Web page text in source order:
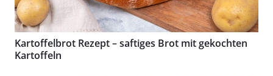
Kartoffelbrot Rezept – saftiges Brot mit gekochten
Kartoffeln